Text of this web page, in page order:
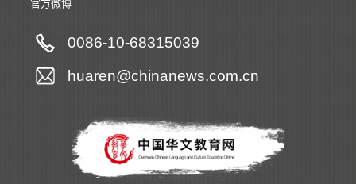
官方微博
0086-10-68315039
huaren@chinanews.com.cn